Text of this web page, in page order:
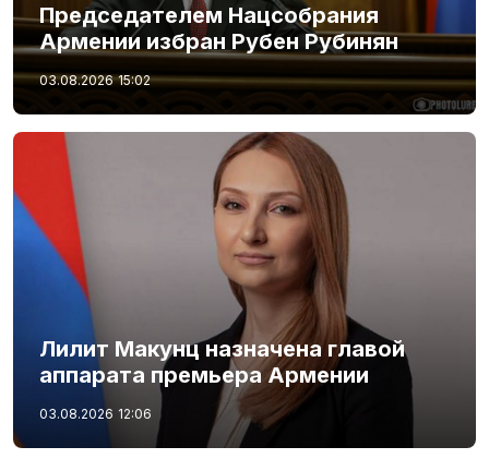
Председателем Нацсобрания
Армении избран Рубен Рубинян
03.08.2026 15:02
Лилит Макунц назначена главой
аппарата премьера Армении
03.08.2026 12:06